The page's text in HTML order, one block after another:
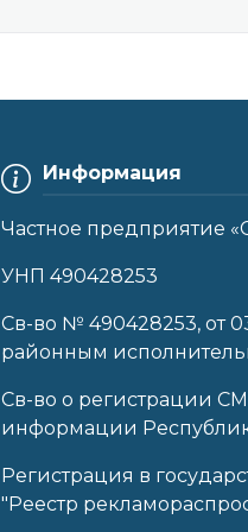
Информация
Частное предприятие
УНП 490428253
Cв-во № 490428253, от
районным
Св-во о регистрации
информации
Регистрация в
"Реестр